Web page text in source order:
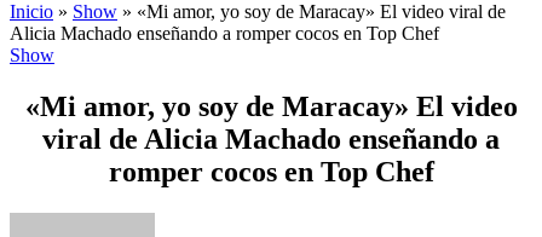
Inicio » Show » «Mi amor, yo soy de Maracay» El video viral de
Alicia Machado enseñando a romper cocos en Top Chef
Show
«Mi amor, yo soy de Maracay» El video
viral de Alicia Machado enseñando a
romper cocos en Top Chef